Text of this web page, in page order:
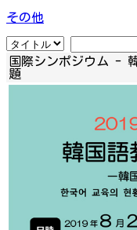
その他
国際シンポジウム -
題